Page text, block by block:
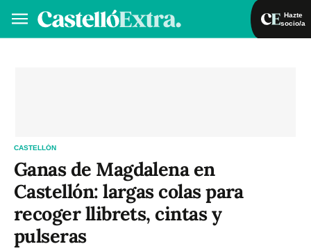
Hazte
socio/a
CASTELLÓN
Ganas de Magdalena en
Castellón: largas colas para
recoger llibrets, cintas y
pulseras